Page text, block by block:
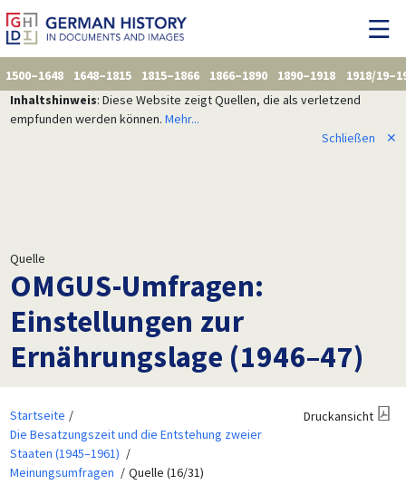
1500–1648 1648–1815 1815–1866 1866–1890 1890–1918
1918/
Inhaltshinweis: Diese Website zeigt Quellen, die als verletzend
empfunden werden können. Mehr...
Schließen
✕
Quelle
OMGUS-Umfragen:
Einstellungen zur
Ernährungslage (1946–47)
Startseite
Die Besatzungszeit und die Entstehung zweier
Staaten (1945–1961)
Meinungsumfragen
Quelle (16/31)
Druckansicht